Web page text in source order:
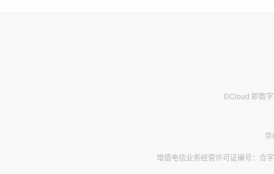
DCloud 即数
增值电信业务经营许可证编号：合